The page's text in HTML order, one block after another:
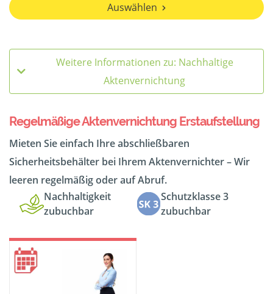
Auswählen
Weitere Informationen zu: Nachhaltige
Aktenvernichtung
Regelmäßige Aktenvernichtung Erstaufstellung
Mieten Sie einfach Ihre abschließbaren
Sicherheitsbehälter bei Ihrem Aktenvernichter – Wir
leeren regelmäßig oder auf Abruf.
Nachhaltigkeit
zubuchbar
Schutzklasse 3
zubuchbar